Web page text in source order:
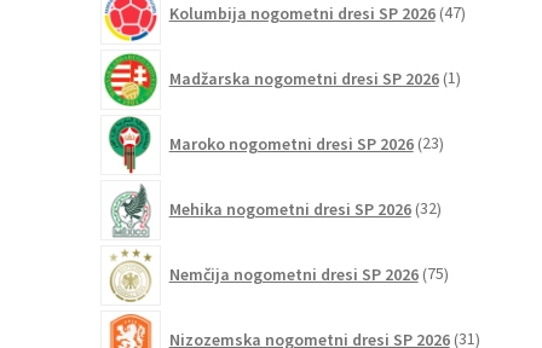
Kolumbija nogometni dresi SP 2026 47izdelkov
Madžarska nogometni dresi SP 2026 1izdelek
Maroko nogometni dresi SP 2026 23izdelkov
Mehika nogometni dresi SP 2026 32izdelkov
Nemčija nogometni dresi SP 2026 75izdelkov
Nizozemska nogometni dresi SP 2026 31